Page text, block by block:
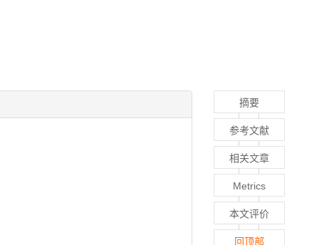
摘要
参考文献
相关文章
Metrics
本文评价
回顶部